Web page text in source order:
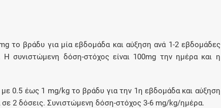
το βράδυ για μία εβδομάδα και αύξηση ανά 1-2 εβδομάδες
συνιστώμενη δόση-στόχος είναι 100mg την ημέρα και η
0.5 έως 1 mg/kg το βράδυ για την 1η εβδομάδα και αύξηση
2 δόσεις. Συνιστώμενη δόση-στόχος 3-6 mg/kg/ημέρα.